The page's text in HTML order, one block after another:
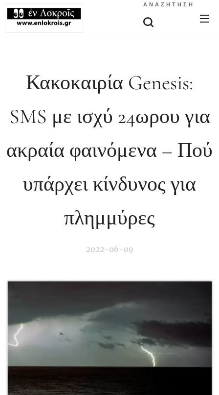
ΑΝΑΖΉΤΗΣΗ
Κακοκαιρία Genesis:
SMS με ισχύ 24ωρου για
ακραία φαινόμενα – Πού
υπάρχει κίνδυνος για
πλημμύρες
2022-06-09